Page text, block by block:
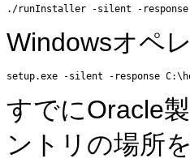
Windowsオペ
すでにOracle
ントリの場所